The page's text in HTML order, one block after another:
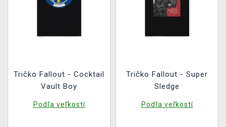
Tričko Fallout - Cocktail
Vault Boy
Podľa veľkostí
Tričko Fallout - Super
Sledge
Podľa veľkostí